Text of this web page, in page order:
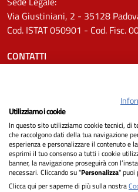
Via Giustiniani, 2 - 35128
Cod. ISTAT 050901 - Cod. Fisc.
CONTATTI
Pec:
SEGUICI SU
Privacy
Utilizziamo i cookie
In questo sito utilizziamo cookie tecnici, di
che raccolgono dati della tua navigazione
esperienza e personalizzare il contenuto e
esprimi il tuo consenso a tutti i cookie
banner, la navigazione proseguirà con
necessari. Cliccando su "Personalizza" puoi
Clicca qui per saperne di più sulla nostra